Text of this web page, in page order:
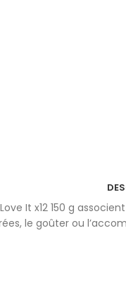
It x12 150 g
le goûter ou